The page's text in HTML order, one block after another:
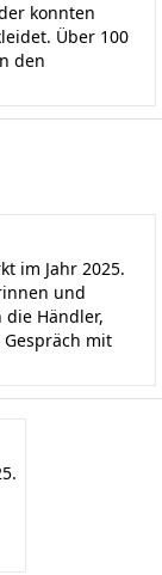
konnten
Über 100
den
im Jahr 2025.
und
Händler,
mit